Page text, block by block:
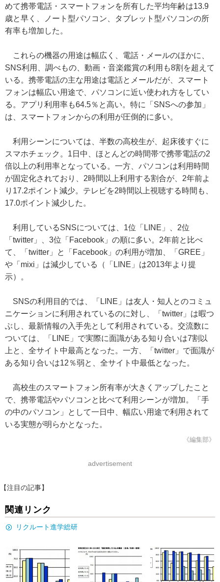
めて携帯電話・スマートフォンを所有した平均年齢は13.9
歳と早く、ノート型パソコン、タブレット型パソコンの所
有率も増加した。
これらの機器の用途は幅広く、電話・メールのほかに、
SNS利用、調べもの、動画・音楽鑑賞の利用も8割を超えて
いる。携帯電話の主な用途は電話とメールだが、スマート
フォンは幅広い用途で、パソコンに近い使われ方をしてい
る。アプリ利用率も64.5％と高い。特に「SNSへの参加」
は、スマートフォンからの利用が圧倒的に多い。
利用シーンについては、半数の高校生が、起床後すぐに
スマホチェック。1日中、ほとんどの時間帯で携帯電話の2
倍以上の利用率となっている。一方、パソコンは利用時間
が固定化されており、2時間以上利用する割合が、2年前よ
り17.2ポイント減少。テレビを2時間以上視聴する時間も、
17.0ポイント減少した。
利用しているSNSについては、1位「LINE」、2位
「twitter」、3位「Facebook」の順に多い。2年前と比べ
て、「twitter」と「Facebook」の利用が増加、「GREE」
や「mixi」は減少している（「LINE」は2013年より提
示）。
SNSの利用目的では、「LINE」は友人・知人とのコミュ
ニケーションに利用されているのに対し、「twitter」は暇つ
ぶし、最新情報の入手先として利用されている。交流数に
ついては、「LINE」で実際に面識がある知り合いは7割以
上と、全サイト中最高となった。一方、「twitter」で面識が
ある知り合いは12％弱と、全サイト中最低となった。
高校生のスマートフォン所有率が大きくアップしたこと
で、携帯電話やパソコンと比べて利用シーンが増加。「手
の中のパソコン」として一日中、幅広い用途で利用されて
いる実態が明らかとなった。
《編集部》
advertisement
【注目の記事】
関連リンク
リクルート進学総研